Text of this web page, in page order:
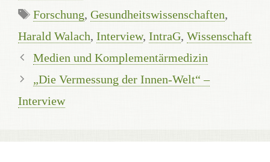
Schlagwörter
Forschung, Gesundheitswissenschaften,
Harald Walach, Interview, IntraG, Wissenschaft
Medien und Komplementärmedizin
„Die Vermessung der Innen-Welt“ –
Interview